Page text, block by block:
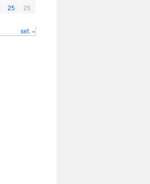
set. »
25
26